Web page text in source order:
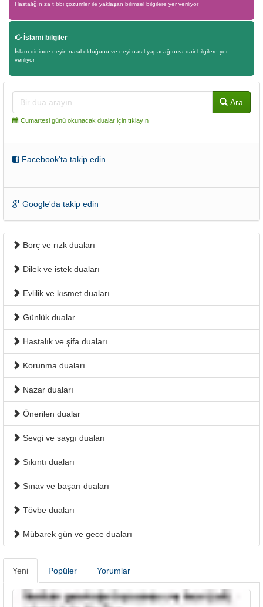
Hastalığınıza tıbbi çözümler ile yaklaşan bilimsel bilgilere yer veriliyor
İslami bilgiler
İslam dininde neyin nasıl olduğunu ve neyi nasıl yapacağınıza dair bilgilere yer
veriliyor
Ara
Cumartesi günü okunacak dualar için tıklayın
Facebook'ta takip edin
Google'da takip edin
Borç ve rızk duaları
Dilek ve istek duaları
Evlilik ve kısmet duaları
Günlük dualar
Hastalık ve şifa duaları
Korunma duaları
Nazar duaları
Önerilen dualar
Sevgi ve saygı duaları
Sıkıntı duaları
Sınav ve başarı duaları
Tövbe duaları
Mübarek gün ve gece duaları
Yeni Popüler Yorumlar